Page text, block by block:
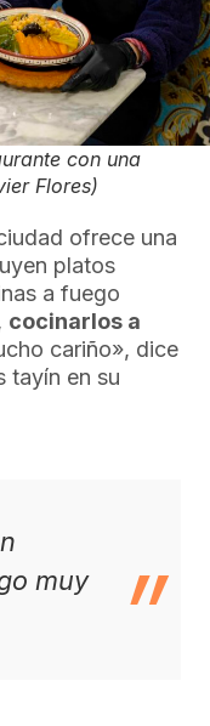
con una
Flores)
ofrece una
platos
a fuego
cocinarlos a
cariño», dice
tayín en su
muy